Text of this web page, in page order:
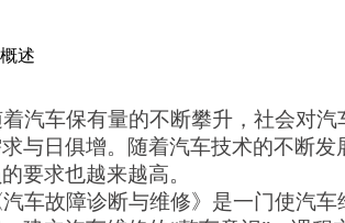
述
汽车保有量的不断攀升，社会对汽
与日俱增。随着汽车技术的不断
要求也越来越高。
车故障诊断与维修》是一门使汽车